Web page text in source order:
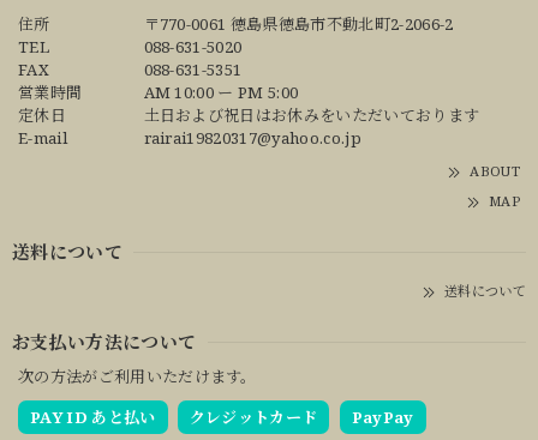
住所
〒770-0061 徳島県徳島市不動北町2-2066-2
TEL
088-631-5020
FAX
088-631-5351
営業時間
AM 10:00 ー PM 5:00
定休日
土日および祝日はお休みをいただいております
E-mail
rairai19820317@yahoo.co.jp
ABOUT
MAP
送料について
送料について
お支払い方法について
次の方法がご利用いただけます。
PAY ID あと払い
クレジットカード PayPay